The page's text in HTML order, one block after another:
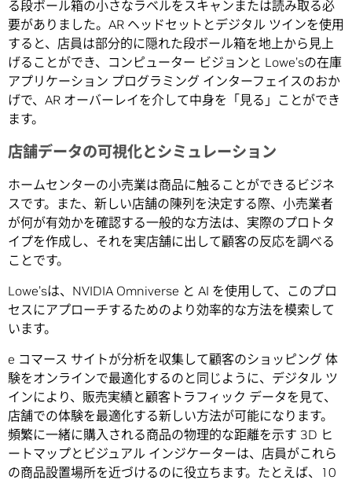
る段ボール箱の小さなラベルをスキャンまたは読み取る必
要がありました。AR ヘッドセットとデジタル ツインを使用
すると、店員は部分的に隠れた段ボール箱を地上から見上
げることができ、コンピューター ビジョンと Lowe’sの在庫
アプリケーション プログラミング インターフェイスのおか
げで、AR オーバーレイを介して中身を「見る」ことができ
ます。
店舗データの可視化とシミュレーション
ホームセンターの小売業は商品に触ることができるビジネ
スです。また、新しい店舗の陳列を決定する際、小売業者
が何が有効かを確認する一般的な方法は、実際のプロトタ
イプを作成し、それを実店舗に出して顧客の反応を調べる
ことです。
Lowe’sは、NVIDIA Omniverse と AI を使用して、このプロ
セスにアプローチするためのより効率的な方法を模索して
います。
e コマース サイトが分析を収集して顧客のショッピング 体
験をオンラインで最適化するのと同じように、デジタル ツ
インにより、販売実績と顧客トラフィック データを見て、
店舗での体験を最適化する新しい方法が可能になります。
頻繁に一緒に購入される商品の物理的な距離を示す 3D ヒ
ートマップとビジュアル インジケーターは、店員がこれら
の商品設置場所を近づけるのに役立ちます。たとえば、10